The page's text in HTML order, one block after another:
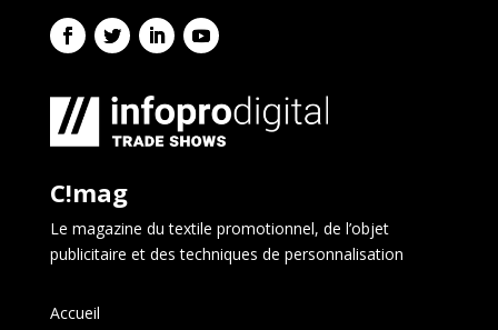
C!mag
Le magazine du textile promotionnel, de l’objet
publicitaire et des techniques de personnalisation
Accueil